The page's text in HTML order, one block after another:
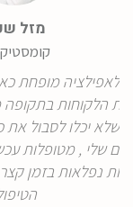
שהגדיל לי
לאוזן.
עם המכשיר
מגיעות
על